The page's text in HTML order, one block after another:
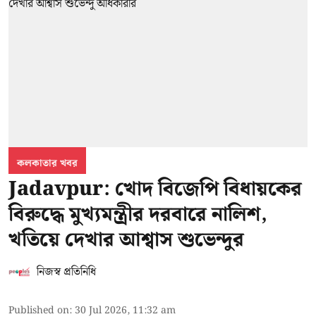
কলকাতার খবর
Jadavpur: খোদ বিজেপি বিধায়কের
বিরুদ্ধে মুখ্যমন্ত্রীর দরবারে নালিশ,
খতিয়ে দেখার আশ্বাস শুভেন্দুর
নিজস্ব প্রতিনিধি
Published on: 30 Jul 2026, 11:32 am